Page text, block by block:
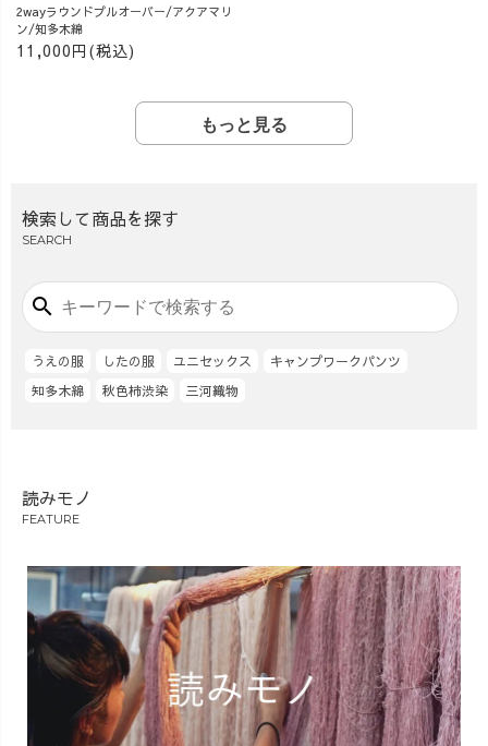
2wayラウンドプルオーバー/アクアマリ
ン/知多木綿
11,000円(税込)
もっと見る
検索して商品を探す
SEARCH
search
うえの服 したの服 ユニセックス
キャンプワークパンツ
知多木綿
秋色柿渋染 三河織物
読みモノ
FEATURE